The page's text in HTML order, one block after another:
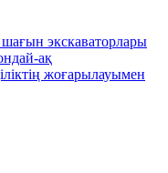
экскаваторлары
ақ
жоғарылауымен